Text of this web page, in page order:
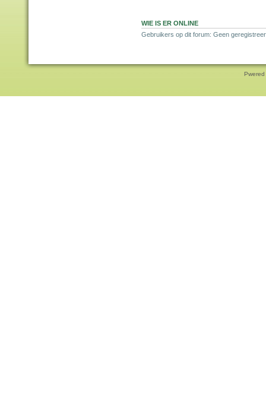
WIE IS ER ONLINE
Gebruikers op dit forum: Geen